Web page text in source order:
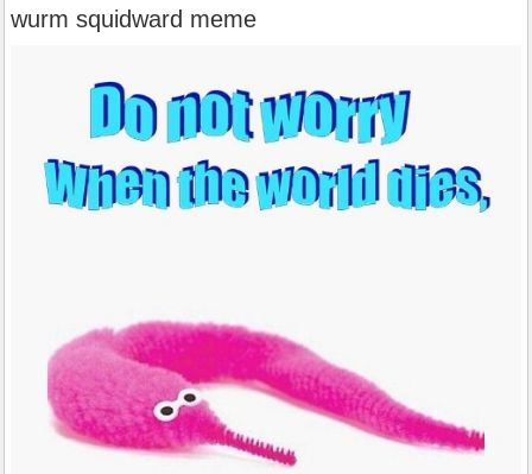
wurm squidward meme